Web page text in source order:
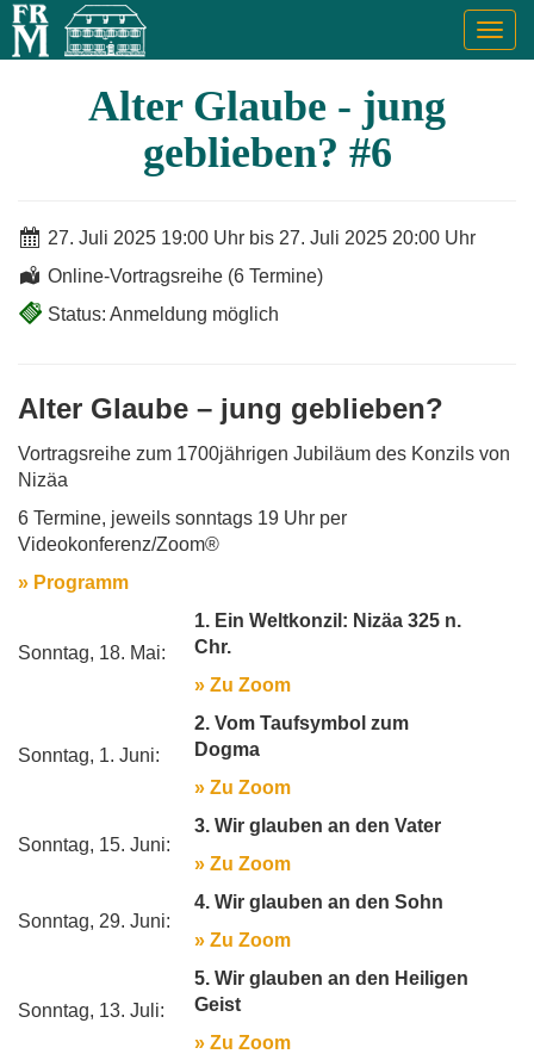
Alter Glaube - jung
geblieben? #6
27. Juli 2025 19:00 Uhr bis 27. Juli 2025 20:00 Uhr
Online-Vortragsreihe (6 Termine)
Status: Anmeldung möglich
Alter Glaube – jung geblieben?
Vortragsreihe zum 1700jährigen Jubiläum des Konzils von
Nizäa
6 Termine, jeweils sonntags 19 Uhr per
Videokonferenz/Zoom®
» Programm
Sonntag, 18. Mai:
1. Ein Weltkonzil: Nizäa 325 n.
Chr.
» Zu Zoom
Sonntag, 1. Juni:
2. Vom Taufsymbol zum
Dogma
» Zu Zoom
Sonntag, 15. Juni:
3. Wir glauben an den Vater
» Zu Zoom
Sonntag, 29. Juni:
4. Wir glauben an den Sohn
» Zu Zoom
Sonntag, 13. Juli:
5. Wir glauben an den Heiligen
Geist
» Zu Zoom